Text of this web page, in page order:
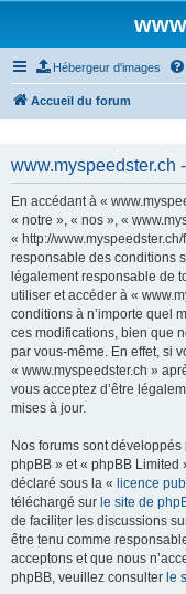
Hébergeur d'images
Accueil du forum
www.myspeedster.ch
En accédant à «
« notre », « nos », «
« http://
responsable des conditions
légalement responsable de
utiliser et accéder à «
conditions à n’importe quel
ces modifications, bien que
par vous-même. En effet, si
« www.myspeedster.ch »
vous acceptez d’être
mises à jour.
Nos forums sont
phpBB » et « phpBB
déclaré sous la « licence
téléchargé sur le site de
de faciliter les discussions
être tenu comme
acceptons et que nous
phpBB, veuillez consulter le